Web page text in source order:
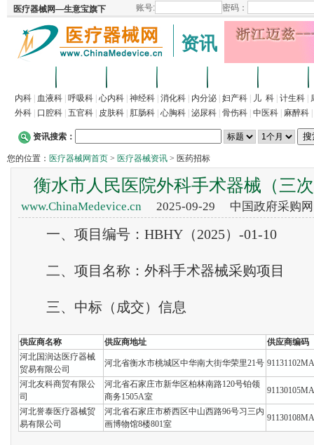
资讯
内科 血液科 呼吸科 心内科 神经科 消化科 内分泌 妇产科 儿 科 计生科
外科
口腔科 五官科 皮肤科 肛肠科 心胸科 泌尿科 骨伤科 中医科 麻醉科
资讯搜索：
您的位置： 医疗器械网首页 > 医疗器械资讯 > 医药招标
衡水市人民医院外科手术器械（三
www.ChinaMedevice.cn2025-09-29 中国政府采购
一、项目编号：HBHY（2025）-01-10
二、项目名称：外科手术器械采购项目
三、中标（成交）信息
供应商名称 供应商地址
供应商编码
河北国润达医疗器械
贸易有限公司
河北省衡水市桃城区中华南大街华荣里21号
河北友科商贸有限公
司
河北省石家庄市新华区柏林南路120号铂领
商务1505A室
河北誉泰医疗器械贸
易有限公司
河北省石家庄市桥西区中山西路96号习三内
画博物馆8楼801室